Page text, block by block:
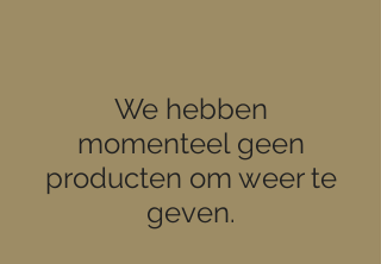
We hebben
momenteel geen
producten om weer te
geven.